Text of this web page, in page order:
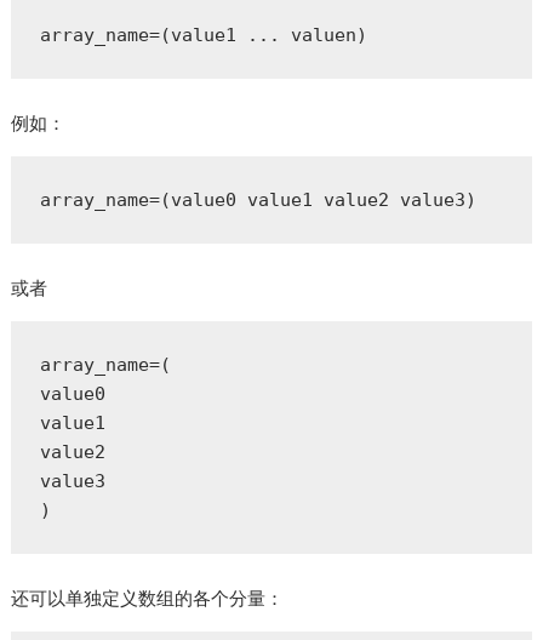
array_name=(value1 ... valuen)
例如：
array_name=(value0 value1 value2 value3)
或者
array_name=(
value0
value1
value2
value3
)
还可以单独定义数组的各个分量：